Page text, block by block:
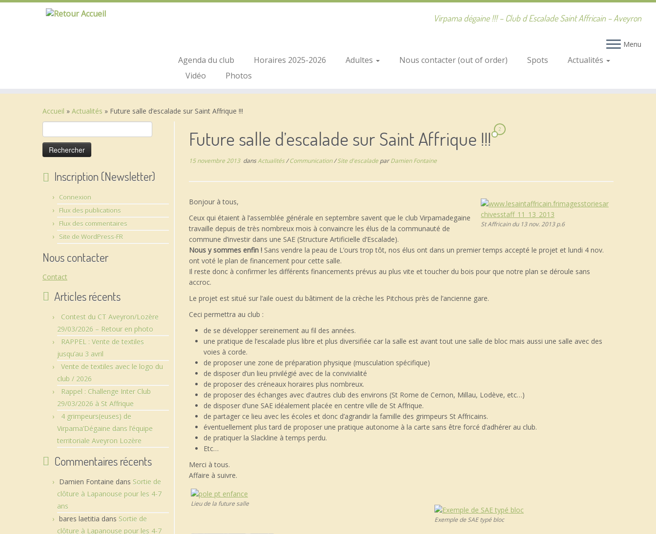
Passer
Virpama dégaine !!! – Club d Escalade Saint Affricain – Aveyron
Menu
Agenda du club Horaires 2025-2026 Adultes Nous contacter (out of order) Spots
Actualités
Vidéo
Photos
Accueil » Actualités » Future salle d’escalade sur Saint Affrique !!!
Rechercher :
Inscription (Newsletter)
Connexion
Flux des publications
Flux des commentaires
Site de WordPress-FR
Nous contacter
Contact
Articles récents
Contest du CT Aveyron/Lozère
29/03/2026 – Retour en photo
RAPPEL : Vente de textiles
jusqu’au 3 avril
Vente de textiles avec le logo du
club / 2026
Rappel : Challenge Inter Club
29/03/2026 à St Affrique
4 grimpeurs(euses) de
Virpama’Dégaine dans l’équipe
territoriale Aveyron Lozère
Commentaires récents
Damien Fontaine dans Sortie de
clôture à Lapanouse pour les 4-7
ans
bares laetitia dans Sortie de
clôture à Lapanouse pour les 4-7
Future salle d’escalade sur Saint Affrique !!! 2
15 novembre 2013dansActualités/Communication/Site d'escalade parDamien Fontaine
St Affricain du 13 nov. 2013 p.6
Bonjour à tous,
Ceux qui étaient à l’assemblée générale en septembre savent que le club Virpamadegaine
travaille depuis de très nombreux mois à convaincre les élus de la communauté de
commune d’investir dans une SAE (Structure Artificielle d’Escalade).
Nous y sommes enfin ! Sans vendre la peau de L’ours trop tôt, nos élus ont dans un premier temps accepté le projet et lundi 4 nov.
ont voté le plan de financement pour cette salle.
Il reste donc à confirmer les différents financements prévus au plus vite et toucher du bois pour que notre plan se déroule sans
accroc.
Le projet est situé sur l’aile ouest du bâtiment de la crèche les Pitchous près de l’ancienne gare.
Ceci permettra au club :
de se développer sereinement au fil des années.
une pratique de l’escalade plus libre et plus diversifiée car la salle est avant tout une salle de bloc mais aussi une salle avec des
voies à corde.
de proposer une zone de préparation physique (musculation spécifique)
de disposer d’un lieu privilégié avec de la convivialité
de proposer des créneaux horaires plus nombreux.
de proposer des échanges avec d’autres club des environs (St Rome de Cernon, Millau, Lodève, etc…)
de disposer d’une SAE idéalement placée en centre ville de St Affrique.
de partager ce lieu avec les écoles et donc d’agrandir la famille des grimpeurs St Affricains.
éventuellement plus tard de proposer une pratique autonome à la carte sans être forcé d’adhérer au club.
de pratiquer la Slackline à temps perdu.
Etc…
Merci à tous.
Affaire à suivre.
Lieu de la future salle
Exemple de SAE typé bloc